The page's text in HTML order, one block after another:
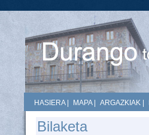
HASIERA| MAPA| ARGAZKIAK
Bilaketa